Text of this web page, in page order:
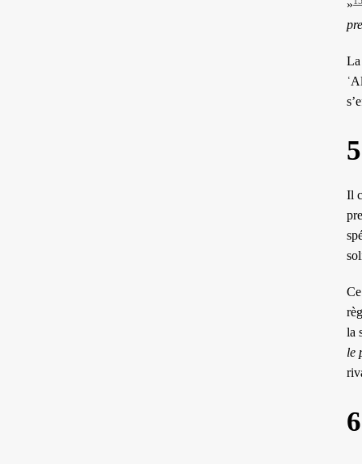
»
La
Il
la
le